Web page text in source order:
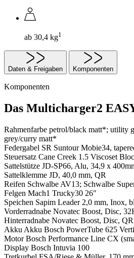
ab 30,4 kg1
Daten & Freigaben Komponenten
Komponenten
Das Multicharger2
Rahmenfarbe petrol/black matt*; utility
grey/curry matt*
Federgabel SR Suntour Mobie34,
Steuersatz Cane Creek 1.5 Viscoset
Sattelstütze JD-SP66, Alu, 34,9 x
Sattelklemme JD, 40,0 mm, QR
Reifen Schwalbe AV13; Schwalbe
Felgen Mach1 Trucky30 26"
Speichen Sapim Leader 2,0 mm, Inox,
Vorderradnabe Novatec Boost, Disc,
Hinterradnabe Novatec Boost, Disc,
Akku Akku Bosch PowerTube 625
MotorBosch Performance Line CX
Display Bosch Intuvia 100